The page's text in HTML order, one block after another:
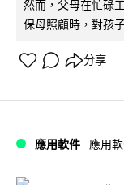
然而，父母在忙碌
保母照顧時，對孩
分享
應用軟件 應用